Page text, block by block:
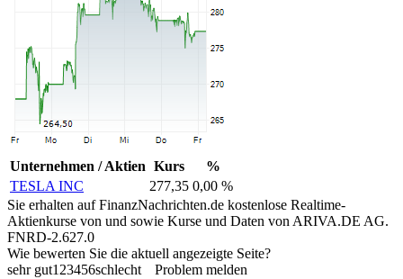
Unternehmen / Aktien Kurs
%
TESLA INC
277,35 0,00 %
Sie erhalten auf FinanzNachrichten.de kostenlose Realtime-
Aktienkurse von und sowie Kurse und Daten von ARIVA.DE AG.
FNRD-2.627.0
Wie bewerten Sie die aktuell angezeigte Seite?
sehr gut1 23456schlecht
Problem melden